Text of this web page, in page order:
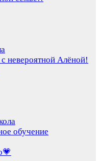
невероятной Алёной!
обучение